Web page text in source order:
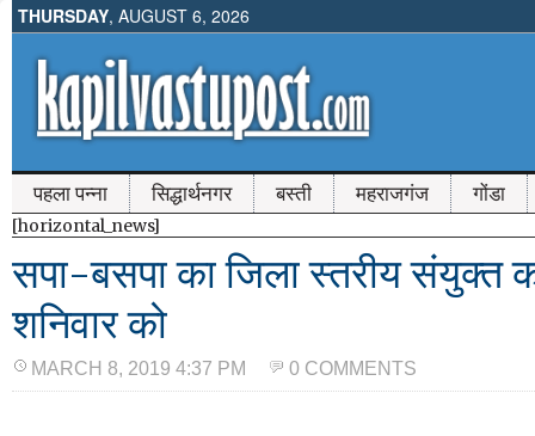
THURSDAY, AUGUST 6, 2026
पहला पन्ना सिद्धार्थनगर बस्ती महराजगंज गोंडा
[horizontal_news]
सपा-बसपा का जिला स्तरीय संयुक्त
शनिवार को
MARCH 8, 2019 4:37 PM 0 COMMENTS